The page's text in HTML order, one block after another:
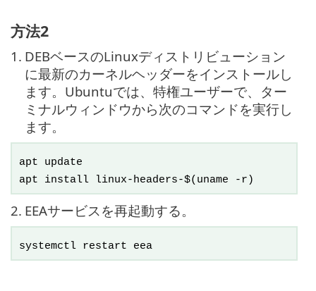
方法2
1. DEBベースのLinuxディストリビューション
に最新のカーネルヘッダーをインストールし
ます。Ubuntuでは、特権ユーザーで、ター
ミナルウィンドウから次のコマンドを実行し
ます。
apt update
apt install linux-headers-$(uname -r)
2. EEAサービスを再起動する。
systemctl restart eea